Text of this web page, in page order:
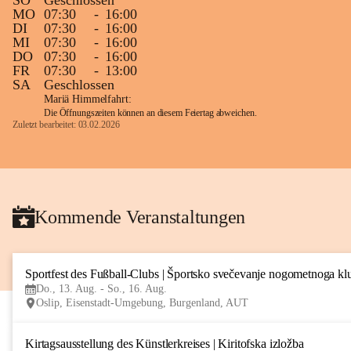
MO 07:30 - 16:00
DI
07:30 - 16:00
MI
07:30 - 16:00
DO
07:30 - 16:00
FR
07:30 - 13:00
SA
Geschlossen
Mariä Himmelfahrt:
Die Öffnungszeiten können an diesem Feiertag abweichen.
Zuletzt bearbeitet: 03.02.2026
Kommende Veranstaltungen
Sportfest des Fußball-Clubs | Športsko svečevanje nogometnoga
Do., 13. Aug. - So., 16. Aug.
Oslip, Eisenstadt-Umgebung, Burgenland, AUT
Kirtagsausstellung des Künstlerkreises | Kiritofska izložba